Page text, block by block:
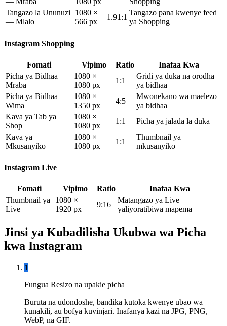
Tangazo la Ununuzi
— Mlalo
1080 ×
566 px
1.91:1
Tangazo pana kwenye feed
ya Shopping
Instagram Shopping
Fomati Vipimo Ratio
Inafaa Kwa
Picha ya Bidhaa —
Mraba
1080 ×
1080 px
1:1
Gridi ya duka na orodha
ya bidhaa
Picha ya Bidhaa —
Wima
1080 ×
1350 px
4:5
Mwonekano wa maelezo
ya bidhaa
Kava ya Tab ya
Shop
1080 ×
1080 px
1:1
Picha ya jalada la duka
Kava ya
Mkusanyiko
1080 ×
1080 px
1:1
Thumbnail ya
mkusanyiko
Instagram Live
Fomati Vipimo Ratio
Inafaa Kwa
Thumbnail ya
Live
1080 ×
1920 px
9:16
Matangazo ya Live
yaliyoratibiwa mapema
Jinsi ya Kubadilisha Ukubwa wa Picha
kwa Instagram
1
Fungua Resizo na upakie picha
Buruta na udondoshe, bandika kutoka kwenye ubao wa
kunakili, au bofya kuvinjari. Inafanya kazi na JPG, PNG,
WebP, na GIF.